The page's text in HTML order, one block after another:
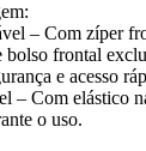
– Com zíper
bolso frontal
e acesso
– Com elástico
o uso.